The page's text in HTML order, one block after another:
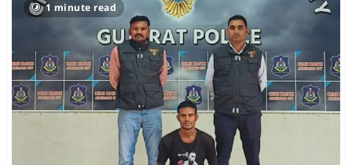
1 minute read